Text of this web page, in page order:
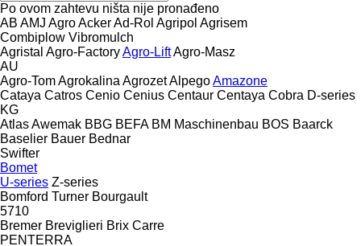
Po ovom zahtevu ništa nije pronađeno
AB AMJ AgroAckerAd-Rol Agripol Agrisem
Combiplow Vibromulch
Agristal Agro-FactoryAgro-LiftAgro-Masz
AU
Agro-TomAgrokalina AgrozetAlpegoAmazone
Cataya Catros Cenio Cenius Centaur Centaya Cobra D-series
KG
AtlasAwemak BBG BEFA BM Maschinenbau BOS Baarck
Baselier Bauer Bednar
Swifter
Bomet
U-series Z-series
Bomford Turner Bourgault
5710
Bremer Breviglieri Brix Carre
PENTERRA